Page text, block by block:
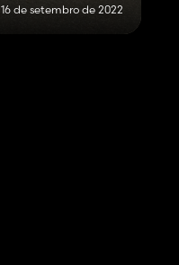
16 de setembro de 2022